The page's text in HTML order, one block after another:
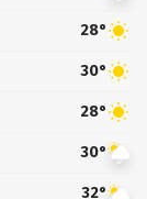
28°
30°
28°
30°
32°